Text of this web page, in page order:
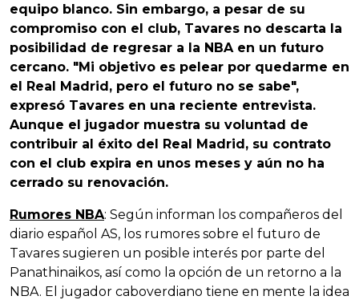
equipo blanco. Sin embargo, a pesar de su
compromiso con el club, Tavares no descarta la
posibilidad de regresar a la NBA en un futuro
cercano. "Mi objetivo es pelear por quedarme en
el Real Madrid, pero el futuro no se sabe",
expresó Tavares en una reciente entrevista.
Aunque el jugador muestra su voluntad de
contribuir al éxito del Real Madrid, su contrato
con el club expira en unos meses y aún no ha
cerrado su renovación.
Rumores NBA: Según informan los compañeros del
diario español AS, los rumores sobre el futuro de
Tavares sugieren un posible interés por parte del
Panathinaikos, así como la opción de un retorno a la
NBA. El jugador caboverdiano tiene en mente la idea